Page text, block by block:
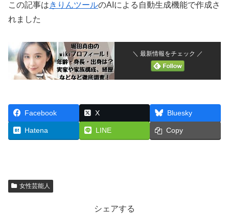
この記事はきりんツールのAIによる自動生成機能で作成さ
れました
＼ 最新情報をチェック ／
Facebook X Bluesky
Hatena LINE Copy
女性芸能人
シェアする